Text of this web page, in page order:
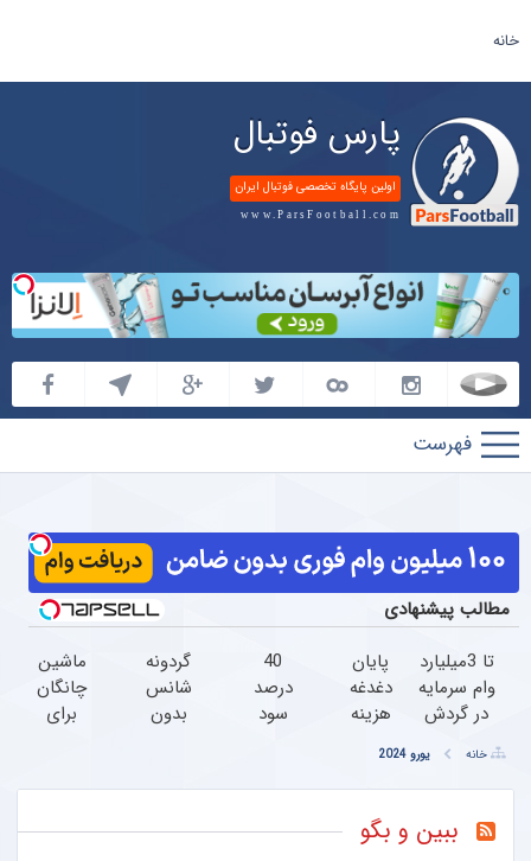
خانه
پارس فوتبال
اولین پایگاه تخصصی فوتبال ایران
www.ParsFootball.com
پارس
فوتبال
مطالب پیشنهادی
تا 3میلیارد
وام سرمایه
در گردش
=>
فروشگاهت
رو ثبت
کن
پایان
دغدغه
هزینه
های
دندان
پزشکی
با پک
سفید
40
درصد
سود
تورم
Image
to load
گردونه
شانس
بدون
آیفون17
ماشین
چانگان
برای
اینجا
خانه یورو 2024
ببین و بگو